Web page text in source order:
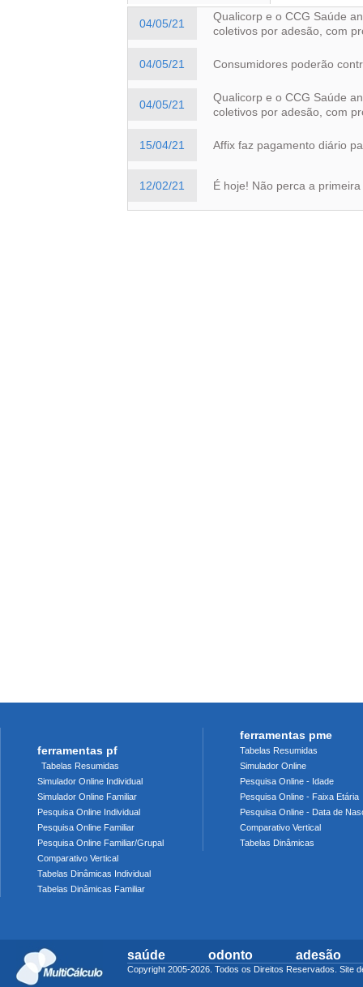
04/05/21
Qualicorp e o CCG Saúde
coletivos por adesão, com
04/05/21 Consumidores poderão
04/05/21
Qualicorp e o CCG Saúde
coletivos por adesão, com
15/04/21 Affix faz pagamento diário
12/02/21 É hoje! Não perca a
ferramentas pf
Tabelas Resumidas
Simulador Online Individual
Simulador Online Familiar
Pesquisa Online Individual
Pesquisa Online Familiar
Pesquisa Online Familiar/Grupal
Comparativo Vertical
Tabelas Dinâmicas Individual
Tabelas Dinâmicas Familiar
ferramentas pme
Tabelas Resumidas
Simulador Online
Pesquisa Online - Idade
Pesquisa Online - Faixa Etária
Pesquisa Online - Data de
Comparativo Vertical
Tabelas Dinâmicas
saúde odonto adesão
Copyright 2005-2026. Todos os Direitos Reservados. Site